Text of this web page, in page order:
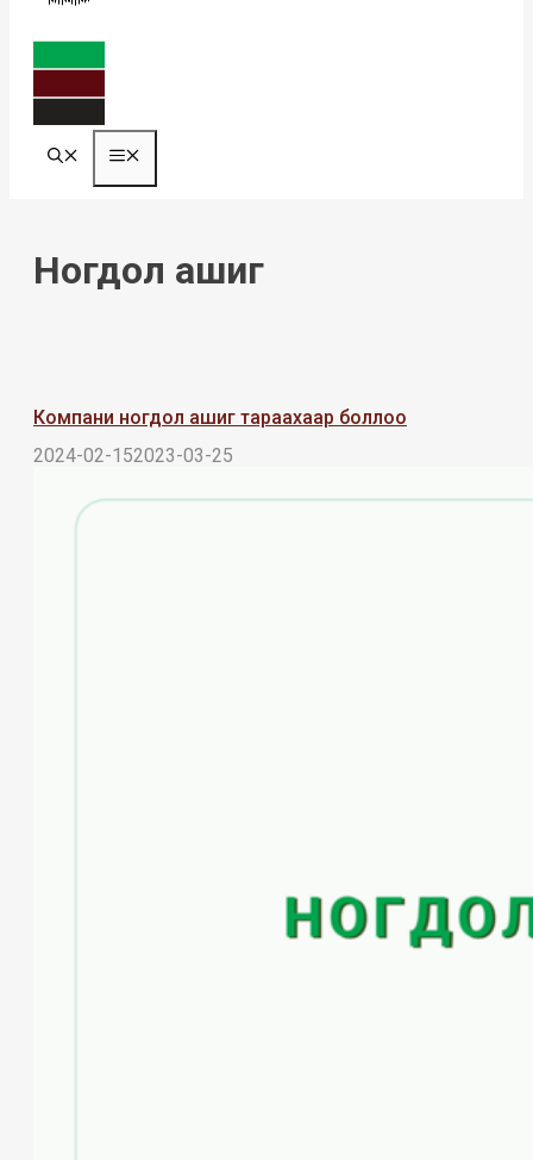
Ногдол ашиг
Компани ногдол ашиг тараахаар боллоо
2024-02-152023-03-25